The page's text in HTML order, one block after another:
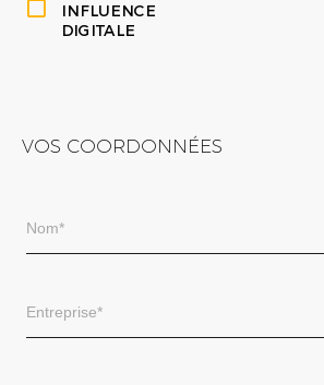
INFLUENCE
DIGITALE
VOS COORDONNÉES